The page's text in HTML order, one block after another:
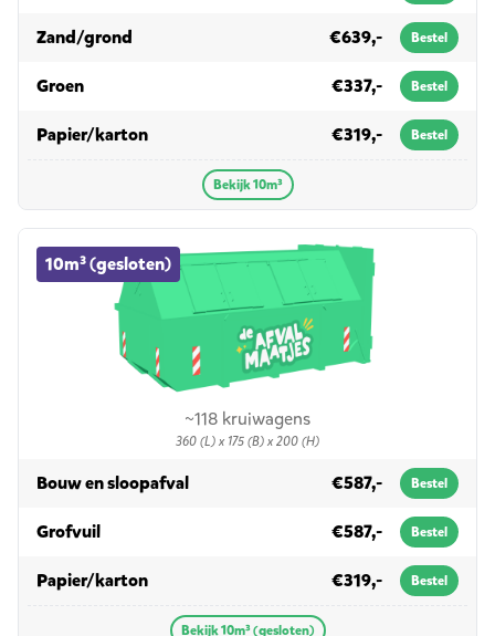
Zand/grond €639,- Bestel
Groenin 10m³ €337,- Bestel
Papier/kartonin 10m³ €319,- Bestel
Bekijk 10m³
~118 kruiwagens
360 (L) x 175 (B) x 200 (H)
10m³ (gesloten)
10m³ (gesloten) container huren
Bouw en sloopafvalin 10m³ (gesloten) €587,- Bestel
Grofvuilin 10m³ (gesloten) €587,- Bestel
Papier/kartonin 10m³ (gesloten) €319,- Bestel
Bekijk 10m³ (gesloten)